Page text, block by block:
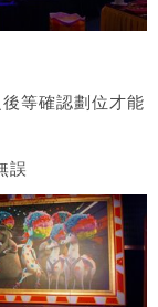
等確認劃位才能
誤